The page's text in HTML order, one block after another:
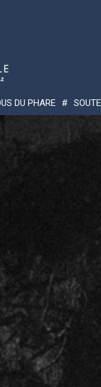
DU PHARE